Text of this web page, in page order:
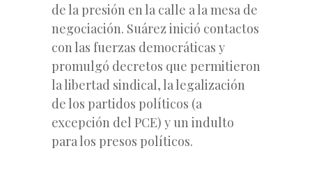
de la presión en la calle a la mesa de
negociación. Suárez inició contactos
con las fuerzas democráticas y
promulgó decretos que permitieron
la libertad sindical, la legalización
de los partidos políticos (a
excepción del PCE) y un indulto
para los presos políticos.